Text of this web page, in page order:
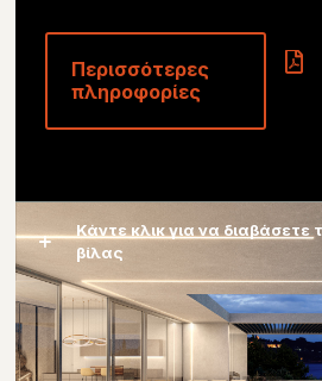
Περισσότερες
πληροφορίες
Κάντε κλικ για να διαβάσετε
βίλας